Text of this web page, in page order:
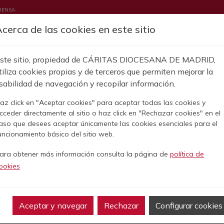
QUIÉNES SOMOS
TRANSPARENCIA CANAL DE DENUNCIA NORMAS
MEMORIA LOCALIZA TU PARROQUIA
ATENCIÓN Y ACOMPAÑAMIENTO SENSIBILIZACIÓN Y
DONATIVO COMO EMPRESA HOJA DE CARIDAD HERENCIAS Y
FORMACIÓN ACTUALIDAD
SOLIDARIO NOTAS DE PRENSA NOTICIAS PUBLICACIONES
ESTUDIOS OTRAS PUBLICACIONES REVISTA DE CARITAS
SOCIAL
MOVILIDAD HUMANA ECOLOGÍA ORACIONES
MENSAJERÍA EMPRESA DE CATERING ROPA RECICLADA Y
EL VALOR SOCIAL DE NO SER ‘UNA PERSONA NORMAL’: LO QUE
social de no ser ‘una
lo que ocurre entre
11 de Abril de 2025
de las cookies en este sitio
sitio, propiedad de CÁRITAS DIOCESANA DE MADRID,
cookies propias y de terceros que permiten mejorar la
de navegación y recopilar información.
click en "Aceptar cookies" para aceptar todas las cookies y
directamente al sitio o haz click en "Rechazar cookies" en el
que desees aceptar únicamente las cookies esenciales para el
básico del sitio web.
obtener más información consulta la página de política de
Aceptar y navegar Rechazar Configurar cookies